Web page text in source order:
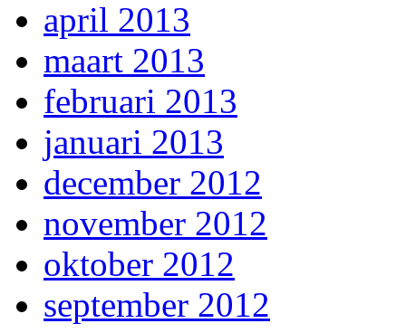
april 2013
maart 2013
februari 2013
januari 2013
december 2012
november 2012
oktober 2012
september 2012